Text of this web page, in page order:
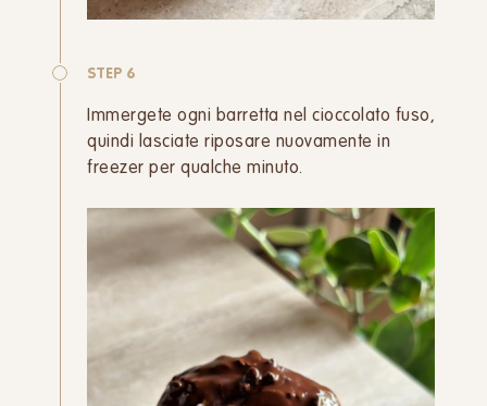
STEP 6
Immergete ogni barretta nel cioccolato fuso,
quindi lasciate riposare nuovamente in
freezer per qualche minuto.